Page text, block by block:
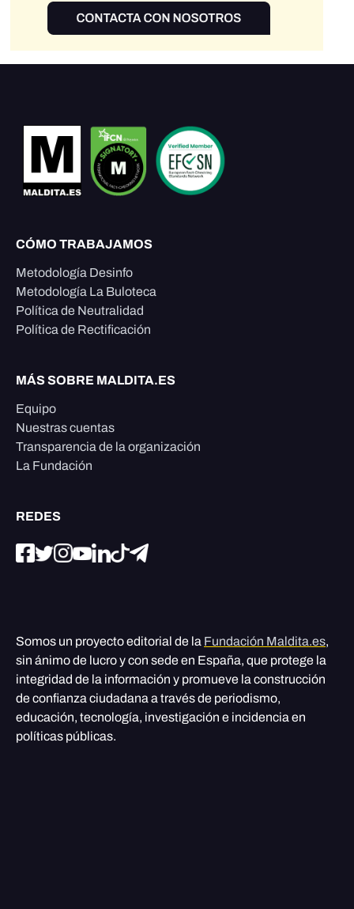
CÓMO TRABAJAMOS
Metodología Desinfo
Metodología La Buloteca
Política de Neutralidad
Política de Rectificación
MÁS SOBRE MALDITA.ES
Equipo
Nuestras cuentas
Transparencia de la organización
La Fundación
REDES
Somos un proyecto editorial de la Fundación Maldita.es,
sin ánimo de lucro y con sede en España, que protege la
integridad de la información y promueve la construcción
de confianza ciudadana a través de periodismo,
educación, tecnología, investigación e incidencia en
políticas públicas.